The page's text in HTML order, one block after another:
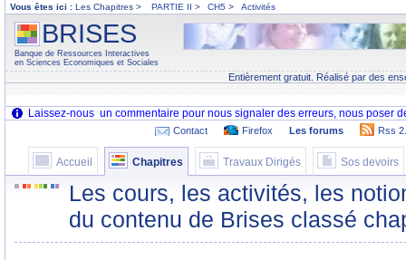
Vous êtes ici : Les Chapitres > PARTIE II > CH5 > Activités
BRISES
Banque de Ressources Interactives
en Sciences Economiques et Sociales
Entièrement gratuit. Réalisé par des
Contact Firefox Les forums Rss
Accueil Chapitres Travaux Dirigés Sos devoirs
Les cours, les activités, les
du contenu de Brises classé